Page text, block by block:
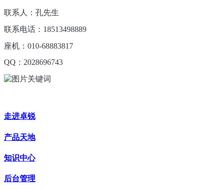
联系人：孔先生
联系电话：18513498889
座机：010-68883817
QQ：2028696743
走进卓锐
产品天地
知识中心
后台管理